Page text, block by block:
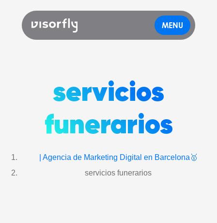
MENU
servicios
funerarios
| Agencia de Marketing Digital en Barcelona🥇
servicios funerarios